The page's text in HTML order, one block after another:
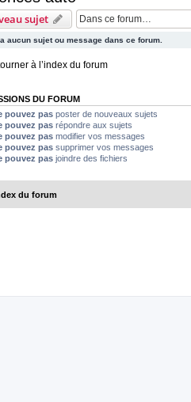
sujet
aucun sujet ou message dans ce forum.
à l’index du forum
DU FORUM
pouvez pas poster de nouveaux sujets
pouvez pas répondre aux sujets
pouvez pas modifier vos messages
pouvez pas supprimer vos messages
pouvez pas joindre des fichiers
du forum